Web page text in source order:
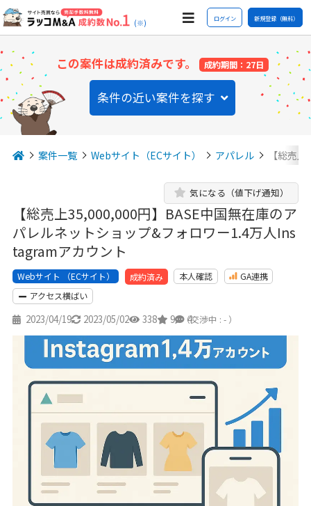
(※) ログイン 新規登録（無料）
この案件は成約済みです。 成約期間：27日
条件の近い案件を探す
案件一覧 Webサイト（ECサイト） アパレル 【総売
【総売上35,000,000円】BASE中国無在庫のア
パレルネットショップ&フォロワー1.4万人Ins
tagramアカウント
気になる（値下げ通知）
Webサイト （ECサイト） 成約済み 本人確認
GA連携
アクセス横ばい
2023/04/19 2023/05/02 338 9 4
（交渉中 : - ）